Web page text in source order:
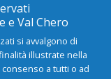
e Val Chero
si avvalgono di
illustrate nella
a tutti o ad